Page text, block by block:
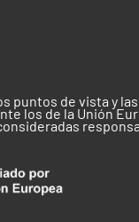
puntos de vista y
los de la Unión